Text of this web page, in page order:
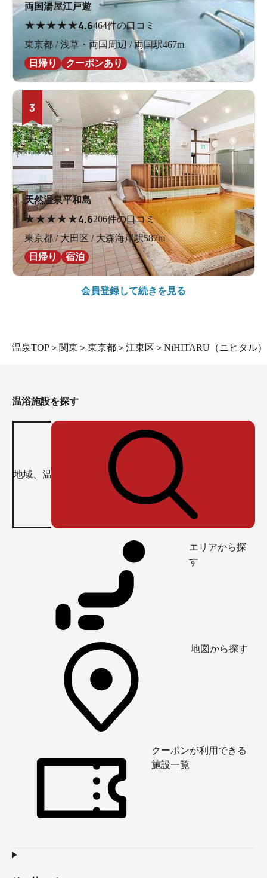
両国湯屋江戸遊
★★★★★4.6464件の口コミ
東京都 / 浅草・両国周辺 / 両国駅467m
日帰り
クーポンあり
3
天然温泉平和島
★★★★★4.6206件の口コミ
東京都 / 大田区 / 大森海岸駅587m
日帰り
宿泊
会員登録して続きを見る
温泉TOP ＞ 関東 ＞ 東京都 ＞ 江東区 ＞ NiHITARU（ニヒタル）
温浴施設を探す
エリアから探
す
地図から探す
クーポンが利用できる
施設一覧